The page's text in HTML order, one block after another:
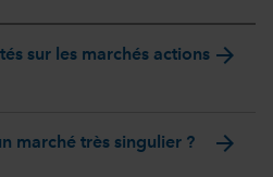
sur les marchés actions arrow_forward
marché très singulier ? arrow_forward